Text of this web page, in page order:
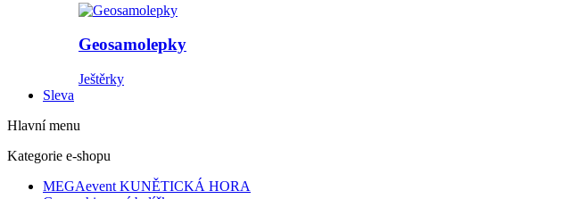
Geosamolepky
Ještěrky
Sleva
Hlavní menu
Kategorie e-shopu
MEGAevent KUNĚTICKÁ HORA